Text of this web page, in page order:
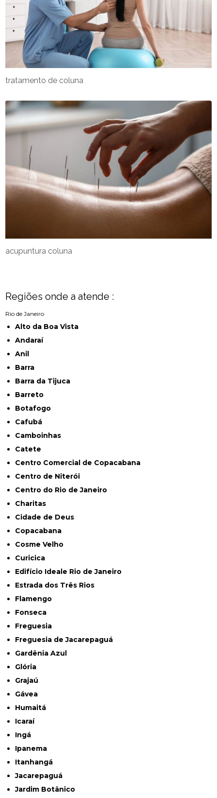
acupuntura coluna
tratamento de coluna
Regiões onde a atende :
Rio de Janeiro
Alto da Boa Vista
Andaraí
Anil
Barra
Barra da Tijuca
Barreto
Botafogo
Cafubá
Camboinhas
Catete
Centro Comercial de Copacabana
Centro de Niterói
Centro do Rio de Janeiro
Charitas
Cidade de Deus
Copacabana
Cosme Velho
Curicica
Edifício Ideale Rio de Janeiro
Estrada dos Três Rios
Flamengo
Fonseca
Freguesia
Freguesia de Jacarepaguá
Gardênia Azul
Glória
Grajaú
Gávea
Humaitá
Icaraí
Ingá
Ipanema
Itanhangá
Jacarepaguá
Jardim Botânico